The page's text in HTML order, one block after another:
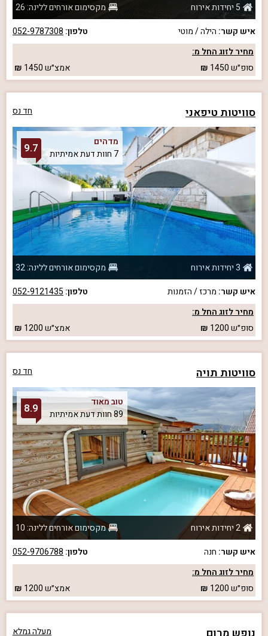
5 יחידות אירוח
מקסימום אורחים ללינה: 26
איש קשר: הילה / מוטי טלפון: 052-9787308
מחיר לזוג החל מ:
סופ״ש1450 אמצ״ש1450
סוויטות טיפאני חד נס
מדהים
7 חוות דעת אמיתיות
9.7
3 יחידות אירוח
מקסימום אורחים ללינה: 32
איש קשר: מרכז / הזמנות טלפון: 052-9121435
מחיר לזוג החל מ:
סופ״ש1200 אמצ״ש1200
סוויטות תויה חד נס
טוב מאוד
89 חוות דעת אמיתיות
8.9
2 יחידות אירוח
מקסימום אורחים ללינה: 10
איש קשר: חנה טלפון: 052-9706788
מחיר לזוג החל מ:
סופ״ש1200 אמצ״ש1200
מעלה גמלא